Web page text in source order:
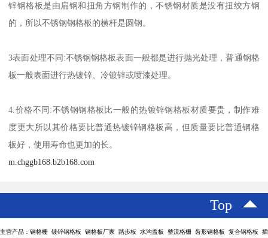
锌钢格板是由扁钢和扭角方钢制作的，不锈钢材质是没有扭绞方钢
的，所以不锈钢钢格板的横杆是圆钢。
3表面处理不同:不锈钢钢格板表面一般都是进行抛光处理，普通钢格
板一般表面进行热镀锌、冷镀锌或喷漆处理。
4.价格不同:不锈钢钢格板比一般的热镀锌钢格板材质要贵，制作难
度更大所以其价格要比普通热镀锌钢格板高，但质量要比普通钢格
板好，使用寿命也更加的长。
m.chggb168.b2b168.com
Top
主营产品：钢格栅 镀锌钢格板 钢格板厂家 踏步板 水沟盖板 整流格栅 齿形钢格板 复合钢格板 插